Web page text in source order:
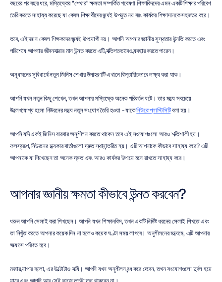
বছরের পর বছর ধরে, মস্তিষ্কের "শেখার" ক্ষমতা সম্পর্কিত গবেষণা শিক্ষাবিদদের এমন একটি শিক্ষার পরিবেশ
তৈরি করতে সাহায্য করেছে যা কেবল শিক্ষার্থীদের জন্যই উপযুক্ত নয় বরং কার্যকর শিক্ষাদানকে সহজতর করে।
তবে, এই জ্ঞান কেবল শিক্ষকদের জন্যই উপযোগী নয়। আপনি আপনার জ্ঞানীয় সুস্থতার উন্নতি করতে এবং
পরিশেষে আপনার জীবনযাত্রার মান উন্নত করতে এটি ব্যক্তিগতভাবেও ব্যবহার করতে পারেন।
অনুধাবনের সুবিধার্থে নতুন জিনিস শেখার উদাহরণটি এখানে বিস্তারিতভাবে লক্ষ্য করা যাক।
আপনি যখন নতুন কিছু শেখেন, তখন আপনার মস্তিষ্কে অনেক পরিবর্তন ঘটে। তার মধ্যে সবচেয়ে
উল্লেখযোগ্য হলো নিউরনের মধ্যে নতুন সংযোগ তৈরি হওয়া - যাকে নিউরোপ্লাস্টিসিটি বলা হয়।
আপনি যদি একই জিনিস বারবার অনুশীলন করতে থাকেন তবে এই সংযোগগুলো আরও শক্তিশালী হয়।
ফলস্বরূপ, নিউরনের মধ্যকার বার্তাগুলো দ্রুত স্থানান্তরিত হয়। এটি আপনাকে কীভাবে সাহায্য করে? এটি
আপনাকে যা শিখেছেন তা অনেক দ্রুত এবং আরও কার্যকর উপায়ে মনে রাখতে সাহায্য করে।
আপনার জ্ঞানীয় ক্ষমতা কীভাবে উন্নত করবেন?
ধরুন আপনি সেলাই করা শিখছেন। আপনি যখন শিক্ষানবিস, তখন একটি নির্দিষ্ট ধরনের সেলাই শিখতে এবং
তা নিখুঁত করতে আপনার কয়েক দিন না হলেও কয়েক ঘণ্টা সময় লাগবে। অনুশীলনের মাধ্যমে, এটি আপনার
অভ্যাসে পরিণত হবে।
মজার ব্যাপার হলো, এর উল্টোটাও সত্যি। আপনি যখন অনুশীলন বন্ধ করে দেবেন, তখন সংযোগগুলো দুর্বল হয়ে